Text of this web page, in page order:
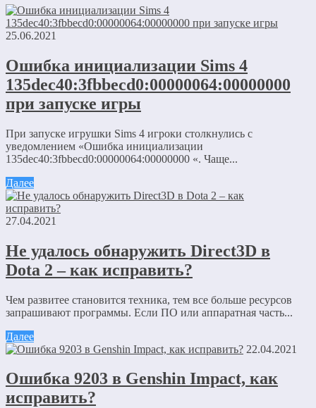
25.06.2021
Ошибка инициализации Sims 4
135dec40:3fbbecd0:00000064:00000000
при запуске игры
При запуске игрушки Sims 4 игроки столкнулись с
уведомлением «Ошибка инициализации
135dec40:3fbbecd0:00000064:00000000 «. Чаще...
Далее
27.04.2021
Не удалось обнаружить Direct3D в
Dota 2 – как исправить?
Чем развитее становится техника, тем все больше ресурсов
запрашивают программы. Если ПО или аппаратная часть...
Далее
22.04.2021
Ошибка 9203 в Genshin Impact, как
исправить?